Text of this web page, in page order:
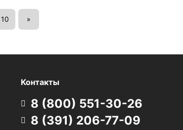
10 »
Контакты
8 (800) 551-30-26
8 (391) 206-77-09